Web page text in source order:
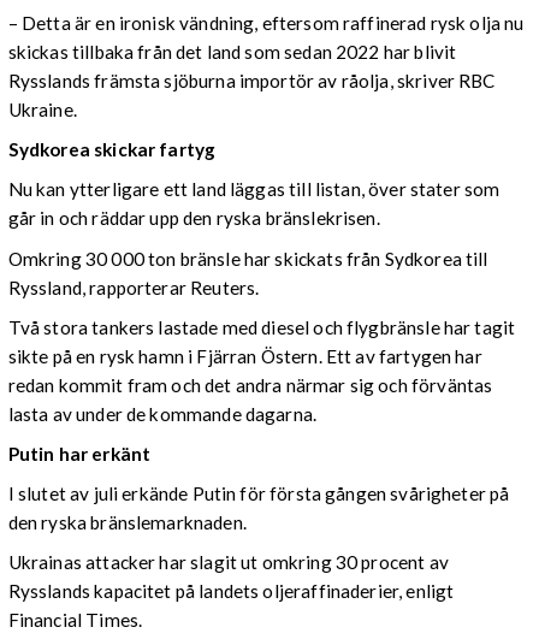
– Detta är en ironisk vändning, eftersom raffinerad rysk olja nu
skickas tillbaka från det land som sedan 2022 har blivit
Rysslands främsta sjöburna importör av råolja, skriver RBC
Ukraine.
Sydkorea skickar fartyg
Nu kan ytterligare ett land läggas till listan, över stater som
går in och räddar upp den ryska bränslekrisen.
Omkring 30 000 ton bränsle har skickats från Sydkorea till
Ryssland, rapporterar Reuters.
Två stora tankers lastade med diesel och flygbränsle har tagit
sikte på en rysk hamn i Fjärran Östern. Ett av fartygen har
redan kommit fram och det andra närmar sig och förväntas
lasta av under de kommande dagarna.
Putin har erkänt
I slutet av juli erkände Putin för första gången svårigheter på
den ryska bränslemarknaden.
Ukrainas attacker har slagit ut omkring 30 procent av
Rysslands kapacitet på landets oljeraffinaderier, enligt
Financial Times.